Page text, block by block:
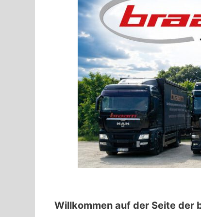
Willkommen auf der Seite der